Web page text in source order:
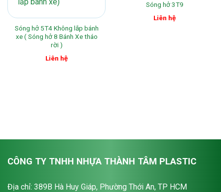
Sóng hở 5T4 Không lắp bánh
xe ( Sóng hở 8 Bánh Xe tháo
rời )
Liên hệ
Sóng hở 3T9
Liên hệ
CÔNG TY TNHH NHỰA THÀNH TÂM PLASTIC
Địa chỉ: 389B Hà Huy Giáp, Phường Thới An, TP HCM